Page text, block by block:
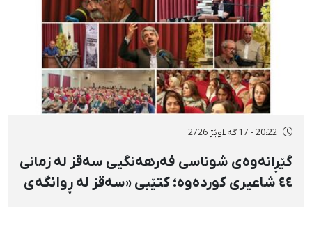
20:22 - 17 گەلاوێژ 2726
گێڕانەوەی شوناسی فەرهەنگیی سەقز لە زمانی
٤٤ شاعیری کوردەوە؛ کتێبی «سەقز لە ڕوانگەی